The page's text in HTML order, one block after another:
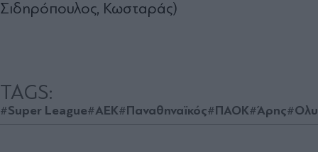
Σιδηρόπουλος, Κωσταράς)
TAGS:
#Super League#ΑΕΚ#Παναθηναϊκός#ΠΑΟΚ#Άρης